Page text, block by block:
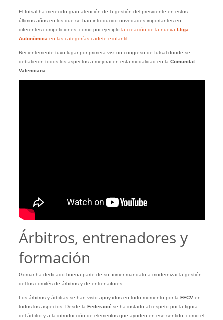
El futsal ha merecido gran atención de la gestión del presidente en estos
últimos años en los que se han introducido novedades importantes en
diferentes competiciones, como por ejemplo la creación de la nueva Lliga
Autonòmica en las categorías cadete e infantil.
Recientemente tuvo lugar por primera vez un congreso de futsal donde se
debatieron todos los aspectos a mejorar en esta modalidad en la Comunitat
Valenciana
Árbitros, entrenadores y
formación
Gomar ha dedicado buena parte de su primer mandato a modernizar la gestión
del los comités de árbitros y de entrenadores.
Los árbitros y árbitras se han visto apoyados en todo momento por la FFCVen
todos los aspectos. Desde la Federacióse ha instado al respeto por la figura
del árbitro y a la introducción de elementos que ayuden en ese sentido, como el